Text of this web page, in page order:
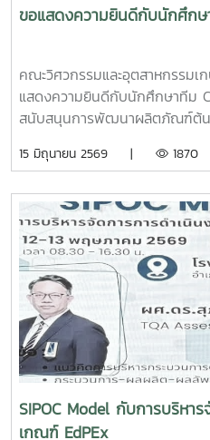
ขอแสดงความยินดีกับนักศึกษ
คณะวิศวกรรมและอุตสาหกรรมเ
แสดงความยินดีกับนักศึกษาทีม
สนับสนุนการพัฒนาผลิตภัณฑ์ต้น
2026 รอบภูมิภาค ภาคเหนือ ซึ่ง
เหนือ) จังหวัดเชียงใหม่ ผลงาน
ใช้เทคโนโลยี PLU”สมาชิกทีม•
ปริญญาโท คณะวิศวกรรมและอุ
ด่านกระโทกนักศึกษาปริญญาโท
เกษตร• นายตันติกร กันนานัก
บริหารธุรกิจ• Nirmala
Ramisettyนักศึกษาปริญญาโท
ปรึกษารองศาสตราจารย์ ดร.จตุ
อุตสาหกรรมเกษตรการแข่งขัน
2026 เป็นเวทีสำคัญในการส่งเ
นวัตกรรมและการเป็นผู้ประกอบก
15 มิถุนายน 2569 | 1870
SIPOC Model กับการบริหา
เกณฑ์ EdPEx